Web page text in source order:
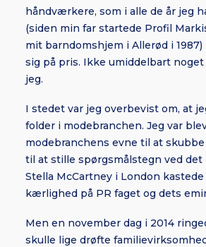
håndværkere, som i alle de år jeg
(siden min far startede Profil
mit barndomshjem i Allerød i
sig på pris. Ikke umiddelbart noget
jeg.
I stedet var jeg overbevist om, at
folder i modebranchen. Jeg var
modebranchens evne til at
til at stille spørgsmålstegn ved det
Stella McCartney i London
kærlighed på PR faget og dets
Men en november dag i 2014
skulle lige drøfte